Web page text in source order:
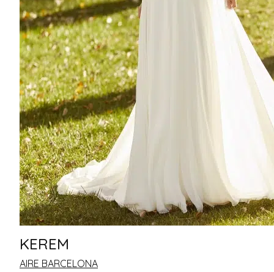
KEREM
AIRE BARCELONA